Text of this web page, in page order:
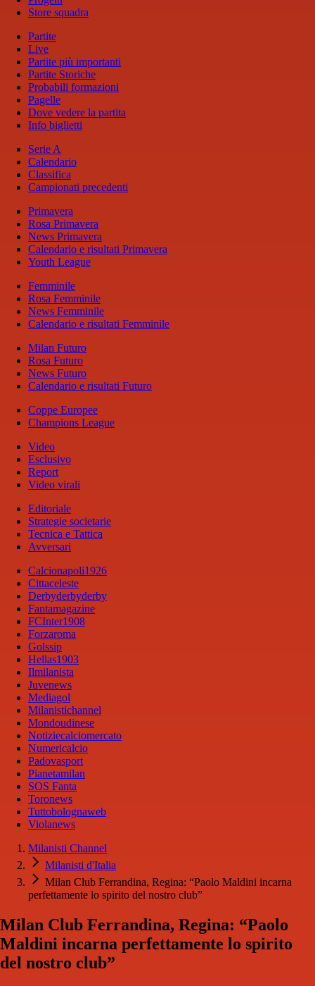
Store squadra
Partite
Live
Partite più importanti
Partite Storiche
Probabili formazioni
Pagelle
Dove vedere la partita
Info biglietti
Serie A
Calendario
Classifica
Campionati precedenti
Primavera
Rosa Primavera
News Primavera
Calendario e risultati Primavera
Youth League
Femminile
Rosa Femminile
News Femminile
Calendario e risultati Femminile
Milan Futuro
Rosa Futuro
News Futuro
Calendario e risultati Futuro
Coppe Europee
Champions League
Video
Esclusivo
Report
Video virali
Editoriale
Strategie societarie
Tecnica e Tattica
Avversari
Calcionapoli1926
Cittaceleste
Derbyderbyderby
Fantamagazine
FCInter1908
Forzaroma
Golssip
Hellas1903
Ilmilanista
Juvenews
Mediagol
Milanistichannel
Mondoudinese
Notiziecalciomercato
Numericalcio
Padovasport
Pianetamilan
SOS Fanta
Toronews
Tuttobolognaweb
Violanews
Milanisti Channel
Milanisti d'Italia
Milan Club Ferrandina, Regina: “Paolo Maldini incarna
perfettamente lo spirito del nostro club”
Milan Club Ferrandina, Regina: “Paolo
Maldini incarna perfettamente lo spirito
del nostro club”